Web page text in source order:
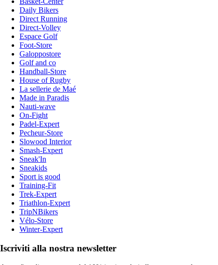
Daily Bikers
Direct Running
Direct-Volley
Espace Golf
Foot-Store
Galoppostore
Golf and co
Handball-Store
House of Rugby
La sellerie de Maé
Made in Paradis
Nauti-wave
On-Fight
Padel-Expert
Pecheur-Store
Slowood Interior
Smash-Expert
Sneak'In
Sneakids
Sport is good
Training-Fit
Trek-Expert
Triathlon-Expert
TripNBikers
Vélo-Store
Winter-Expert
Iscriviti alla nostra newsletter